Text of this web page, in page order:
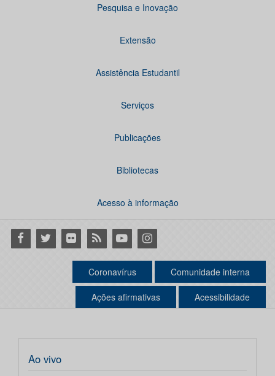
Pesquisa e Inovação
Extensão
Assistência Estudantil
Serviços
Publicações
Bibliotecas
Acesso à informação
Facebook
Twitter Flickr RSS YoutubeInstagram
Coronavírus Comunidade interna
Ações afirmativas Acessibilidade
Ao vivo